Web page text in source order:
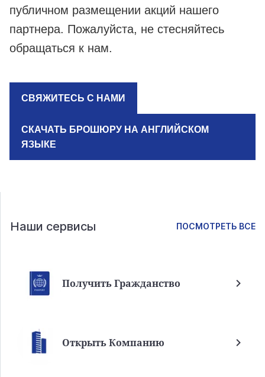
публичном размещении акций нашего
партнера. Пожалуйста, не стесняйтесь
обращаться к нам.
СВЯЖИТЕСЬ С НАМИ
СКАЧАТЬ БРОШЮРУ НА АНГЛИЙСКОМ
ЯЗЫКЕ
Наши сервисы ПОСМОТРЕТЬ ВСЕ
Получить Гражданство
Открыть Компанию